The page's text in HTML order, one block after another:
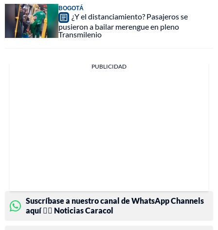
BOGOTÁ
¿Y el distanciamiento? Pasajeros se
pusieron a bailar merengue en pleno
Transmilenio
PUBLICIDAD
Suscríbase a nuestro canal de WhatsApp Channels
aquí 👉🏻 Noticias Caracol